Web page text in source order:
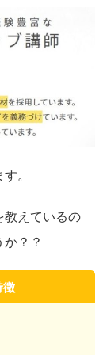
。
教えているの
？？